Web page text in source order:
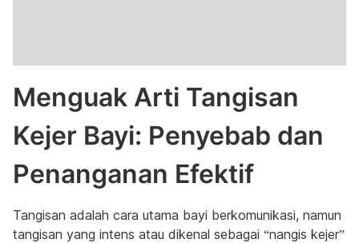
Menguak Arti Tangisan
Kejer Bayi: Penyebab dan
Penanganan Efektif
Tangisan adalah cara utama bayi berkomunikasi, namun
tangisan yang intens atau dikenal sebagai “nangis kejer”